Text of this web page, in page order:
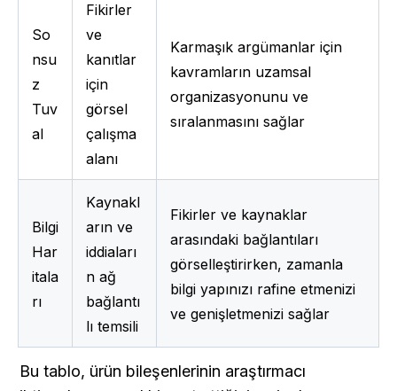
So
nsu
z
Tuv
al
Fikirler
ve
kanıtlar
için
görsel
çalışma
alanı
Karmaşık argümanlar için
kavramların uzamsal
organizasyonunu ve
sıralanmasını sağlar
Bilgi
Har
itala
rı
Kaynakl
arın ve
iddiaları
n ağ
bağlantı
lı temsili
Fikirler ve kaynaklar
arasındaki bağlantıları
görselleştirirken, zamanla
bilgi yapınızı rafine etmenizi
ve genişletmenizi sağlar
Bu tablo, ürün bileşenlerinin araştırmacı